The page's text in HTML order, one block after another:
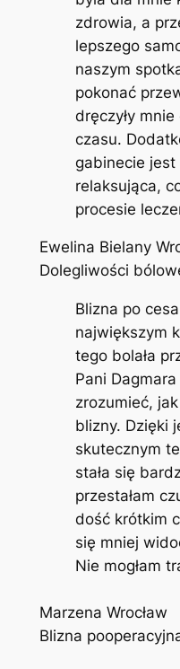
zdrowia, a
lepszego
naszym
pokonać
dręczyły
czasu.
gabinecie jest
relaksująca,
procesie
Ewelina Bielany
Dolegliwości
Blizna po
największym
tego bolała
Pani Dagmara
zrozumieć,
blizny. Dzięki
skutecznym
stała się
przestałam
dość krótkim
się mniej
Nie mogłam
Marzena Wrocław
Blizna